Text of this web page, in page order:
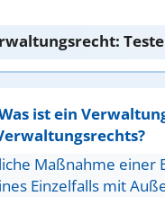
ist ein
Maßnahme einer
Einzelfalls mit